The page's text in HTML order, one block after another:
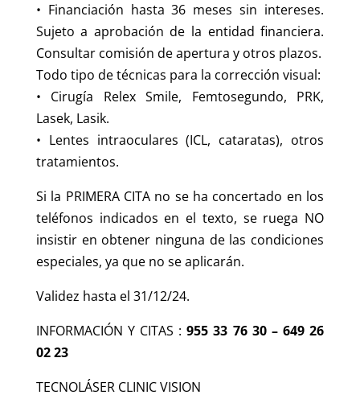
• Financiación hasta 36 meses sin intereses.
Sujeto a aprobación de la entidad financiera.
Consultar comisión de apertura y otros plazos.
Todo tipo de técnicas para la corrección visual:
• Cirugía Relex Smile, Femtosegundo, PRK,
Lasek, Lasik.
• Lentes intraoculares (ICL, cataratas), otros
tratamientos.
Si la PRIMERA CITA no se ha concertado en los
teléfonos indicados en el texto, se ruega NO
insistir en obtener ninguna de las condiciones
especiales, ya que no se aplicarán.
Validez hasta el 31/12/24.
INFORMACIÓN Y CITAS :955 33 76 30 – 649 26
02 23
TECNOLÁSER CLINIC VISION